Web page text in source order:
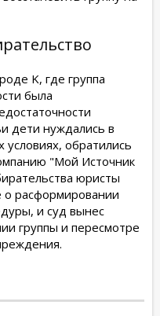
K, где группа
была
дети нуждались в
обратились
"Мой Источник
юристы
о расформировании
и суд вынес
группы и пересмотре